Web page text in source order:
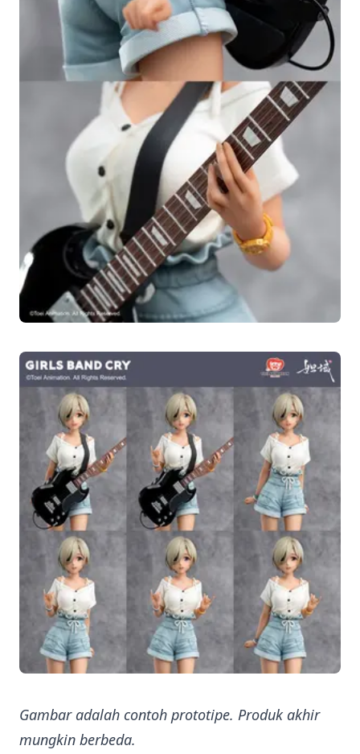
Gambar adalah contoh prototipe. Produk akhir
mungkin berbeda.